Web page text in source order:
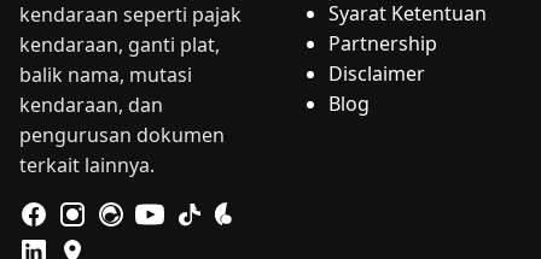
kendaraan seperti pajak
kendaraan, ganti plat,
balik nama, mutasi
kendaraan, dan
pengurusan dokumen
terkait lainnya.
Syarat Ketentuan
Partnership
Disclaimer
Blog